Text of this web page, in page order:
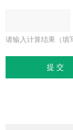
请输入计算结果（填